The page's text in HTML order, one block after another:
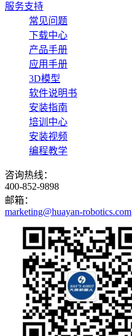
服务支持
常见问题
下载中心
产品手册
应用手册
3D模型
软件说明书
安装指南
培训中心
安装视频
编程教学
咨询热线：
400-852-9898
邮箱：
marketing@huayan-robotics.com